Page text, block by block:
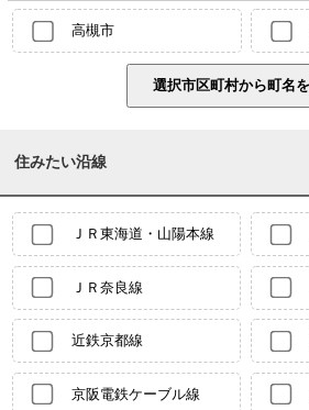
高槻市
住みたい沿線
ＪＲ東海道・山陽本線
ＪＲ奈良線
近鉄京都線
京阪電鉄ケーブル線